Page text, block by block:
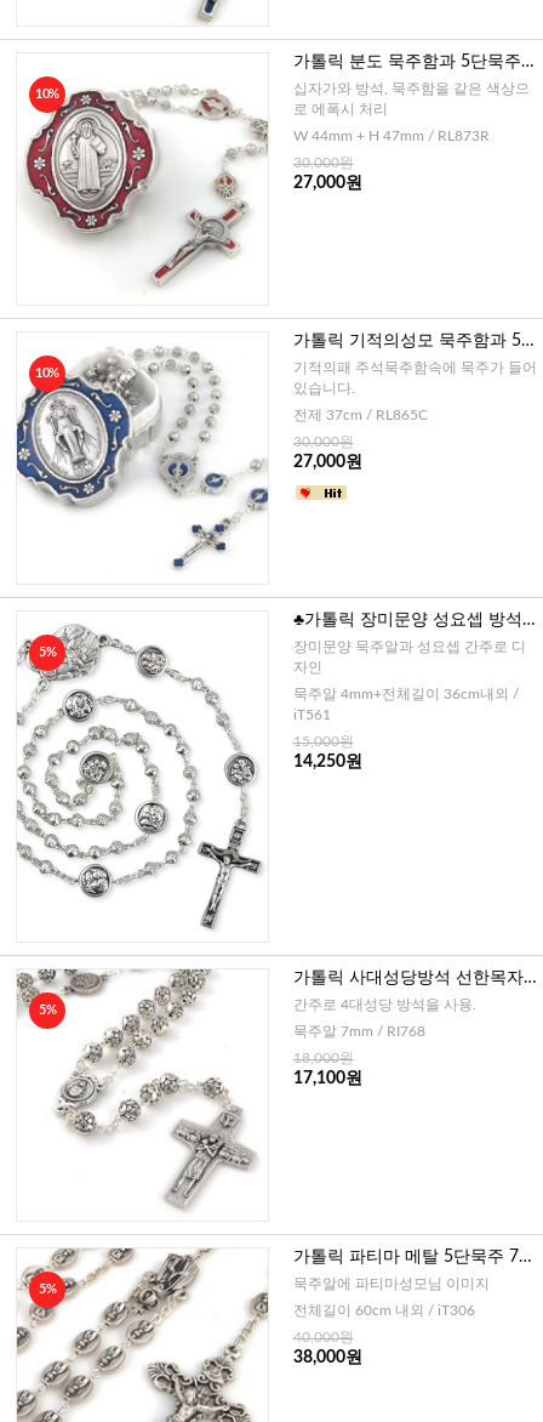
10%
가톨릭 분도 묵주함과 5단묵주 4
mm - 레드 (이태리)
십자가와 방석, 묵주함을 같은 색상으
로 에폭시 처리
W 44mm + H 47mm / RL873R
30,000원
27,000원
10%
가톨릭 기적의성모 묵주함과 5단
묵주 4mm (이태리)
기적의패 주석묵주함속에 묵주가 들어
있습니다.
전제 37cm / RL865C
30,000원
27,000원
5%
♣가톨릭 장미문양 성요셉 방석
간주 5단묵주(이태리)-4mm
장미문양 묵주알과 성요셉 간주로 디
자인
묵주알 4mm+전체길이 36cm내외 /
iT561
15,000원
14,250원
5%
가톨릭 사대성당방석 선한목자
십자가 5단묵주 7mm (이태리)
간주로 4대성당 방석을 사용.
묵주알 7mm / RI768
18,000원
17,100원
5%
가톨릭 파티마 메탈 5단묵주 7x9
mm (이태리)
묵주알에 파티마성모님 이미지
전체길이 60cm 내외 / iT306
40,000원
38,000원